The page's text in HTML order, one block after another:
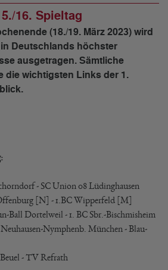
16. Spieltag
(18./19. März 2023) wird
Deutschlands höchster
ausgetragen. Sämtliche
die wichtigsten Links der 1.
- SC Union 08 Lüdinghausen
[N] - 1.BC Wipperfeld [M]
Ball Dortelweil - 1. BC Sbr.-Bischmisheim
Neuhausen-Nymphenb. München - Blau-
Beuel - TV Refrath